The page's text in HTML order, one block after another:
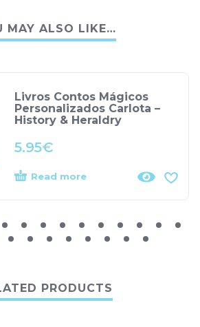
MAY ALSO LIKE…
Livros Contos Mágicos
Personalizados Carlota –
History & Heraldry
5.95€
Read more
PRODUCTS